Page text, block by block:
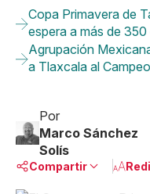
Copa Primavera de
espera a más de
Agrupación
a Tlaxcala al
Por
Marco Sánchez
Solís
Compartir